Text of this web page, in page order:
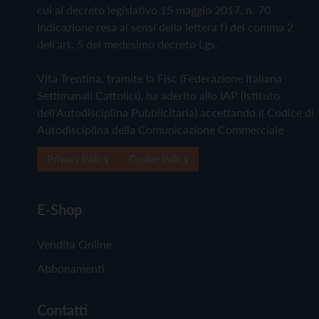
cui al decreto legislativo 15 maggio 2017, n. 70.
Indicazione resa ai sensi della lettera f) del comma 2
dell'art. 5 del medesimo decreto Lgs.
Vita Trentina, tramite la Fisc (Federazione Italiana
Settimanali Cattolici), ha aderito allo IAP (Istituto
dell'Autodisciplina Pubblicitaria) accettando il Codice di
Autodisciplina della Comunicazione Commerciale
E-Shop
Vendita Online
Abbonamenti
Contatti